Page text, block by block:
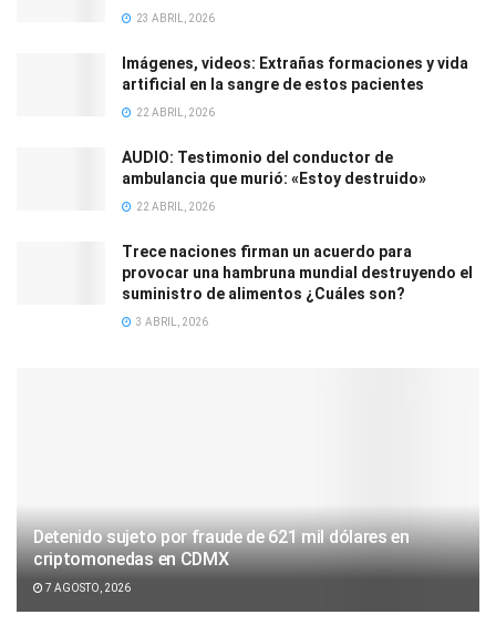
23 ABRIL, 2026
Imágenes, videos: Extrañas formaciones y vida
artificial en la sangre de estos pacientes
22 ABRIL, 2026
AUDIO: Testimonio del conductor de
ambulancia que murió: «Estoy destruido»
22 ABRIL, 2026
Trece naciones firman un acuerdo para
provocar una hambruna mundial destruyendo el
suministro de alimentos ¿Cuáles son?
3 ABRIL, 2026
Detenido sujeto por fraude de 621 mil dólares en
criptomonedas en CDMX
7 AGOSTO, 2026